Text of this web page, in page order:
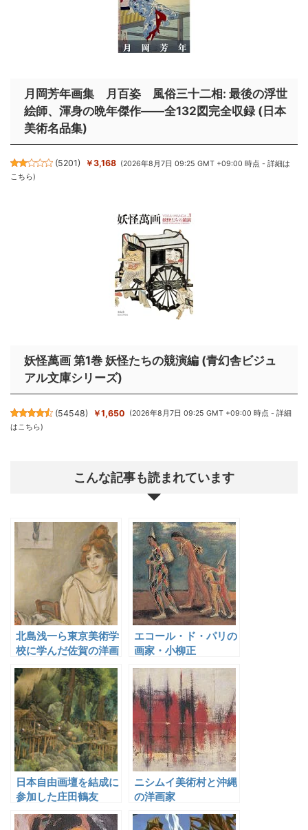
月岡芳年画集 月百姿 風俗三十二相: 最後の浮世
絵師、渾身の晩年傑作――全132図完全収録 (日本
美術名品集)
(5201) ￥3,168 (2026年8月7日 09:25 GMT +09:00 時点 -詳細は
こちら)
妖怪萬画 第1巻 妖怪たちの競演編 (青幻舎ビジュ
アル文庫シリーズ)
(54548) ￥1,650 (2026年8月7日 09:25 GMT +09:00 時点 -詳細
はこちら)
こんな記事も読まれています
北島浅一ら東京美術学
校に学んだ佐賀の洋画
家
エコール・ド・パリの
画家・小柳正
日本自由画壇を結成に
参加した庄田鶴友
ニシムイ美術村と沖縄
の洋画家